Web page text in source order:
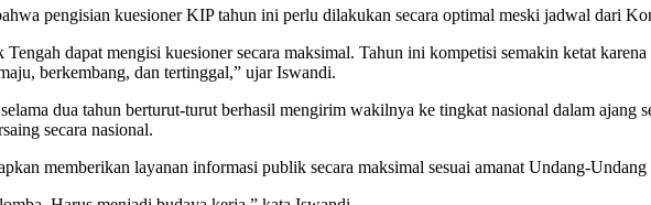
pengisian kuesioner KIP tahun ini perlu dilakukan secara optimal meski jadwal dari
dapat mengisi kuesioner secara maksimal. Tahun ini kompetisi semakin ketat
berkembang, dan tertinggal,” ujar Iswandi.
dua tahun berturut-turut berhasil mengirim wakilnya ke tingkat nasional dalam ajang
secara nasional.
memberikan layanan informasi publik secara maksimal sesuai amanat Undang-